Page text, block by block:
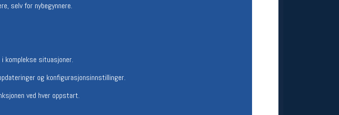
selv for nybegynnere.
komplekse situasjoner.
og konfigurasjonsinnstillinger.
ved hver oppstart.
Ledige stillinger
Ledige stillinger